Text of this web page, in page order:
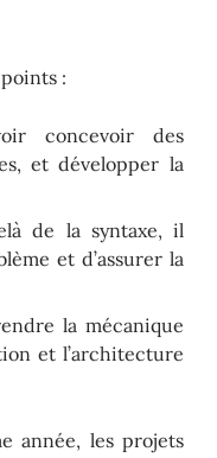
:
concevoir des
et développer la
de la syntaxe, il
et d’assurer la
la mécanique
et l’architecture
année, les projets